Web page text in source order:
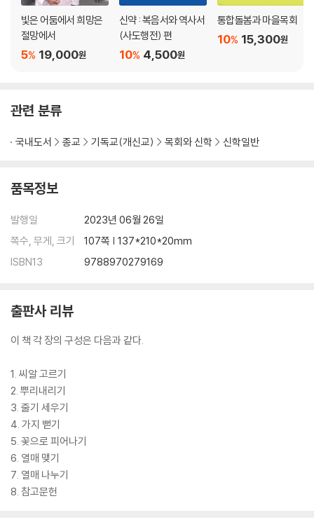
빛은 어둠에서 희망은
절망에서
19,000원
5%
신약 : 복음서와 역사서
(사도행전) 편
4,500원
10%
통합돌봄과 마을목회
15,300원
10%
관련 분류
국내도서 종교 기독교(개신교) 목회와 신학 신학일반
품목정보
발행일
2023년 06월 26일
쪽수, 무게, 크기
107쪽 | 137*210*20mm
ISBN13
9788970279169
출판사 리뷰
이 책 각 장의 구성은 다음과 같다.
1. 씨알 고르기
2. 뿌리내리기
3. 줄기 세우기
4. 가지 뻗기
5. 꽃으로 피어나기
6. 열매 맺기
7. 열매 나누기
8. 참고문헌